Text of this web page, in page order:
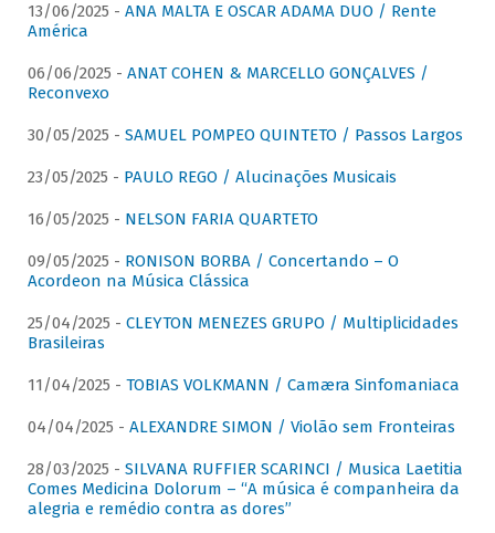
13/06/2025 - ANA MALTA E OSCAR ADAMA DUO / Rente
América
06/06/2025 - ANAT COHEN & MARCELLO GONÇALVES /
Reconvexo
30/05/2025 - SAMUEL POMPEO QUINTETO / Passos Largos
23/05/2025 - PAULO REGO / Alucinações Musicais
16/05/2025 - NELSON FARIA QUARTETO
09/05/2025 - RONISON BORBA / Concertando – O
Acordeon na Música Clássica
25/04/2025 - CLEYTON MENEZES GRUPO / Multiplicidades
Brasileiras
11/04/2025 - TOBIAS VOLKMANN / Camæra Sinfomaniaca
04/04/2025 - ALEXANDRE SIMON / Violão sem Fronteiras
28/03/2025 - SILVANA RUFFIER SCARINCI / Musica Laetitia
Comes Medicina Dolorum – “A música é companheira da
alegria e remédio contra as dores”